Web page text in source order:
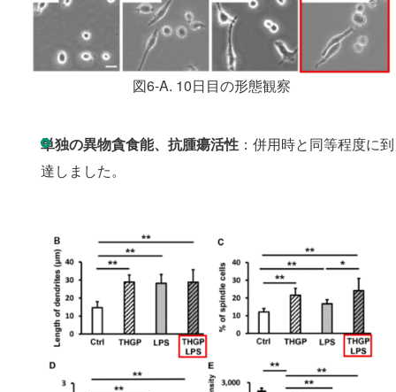
図6-A. 10日目の形態観察
単独の異物貪食能、抗腫瘍活性 ：併用時と同等程度に到
達しました。